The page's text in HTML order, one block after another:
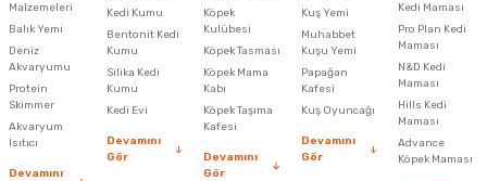
Ürün resmi kalitesiz, bozuk veya görüntülenemiyor.
Ürün açıklamasında eksik bilgiler bulunuyor.
Ürün bilgilerinde hatalar bulunuyor.
Ürün fiyatı diğer sitelerden daha pahalı.
Bu ürüne benzer farklı alternatifler olmalı.
Malzemeleri
Balık Yemi
Deniz
Akvaryumu
Protein
Skimmer
Akvaryum
Isıtıcı
Devamını
Kedi Kumu
Bentonit Kedi
Kumu
Silika Kedi
Kumu
Kedi Evi
Devamını
Gör
Köpek
Kulübesi
Köpek Tasması
Köpek Mama
Kabı
Köpek Taşıma
Kafesi
Devamını
Gör
Kuş Yemi
Muhabbet
Kuşu Yemi
Papağan
Kafesi
Kuş Oyuncağı
Devamını
Gör
Kedi Maması
Pro Plan Kedi
Maması
N&D Kedi
Maması
Hills Kedi
Maması
Advance
Köpek Maması